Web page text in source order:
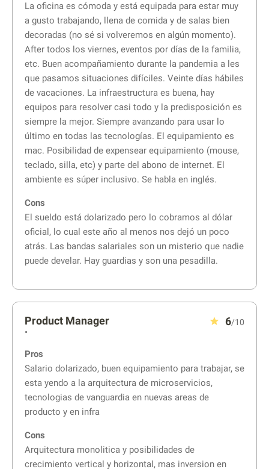
La oficina es cómoda y está equipada para estar muy
a gusto trabajando, llena de comida y de salas bien
decoradas (no sé si volveremos en algún momento).
After todos los viernes, eventos por días de la familia,
etc. Buen acompañamiento durante la pandemia a les
que pasamos situaciones difíciles. Veinte días hábiles
de vacaciones. La infraestructura es buena, hay
equipos para resolver casi todo y la predisposición es
siempre la mejor. Siempre avanzando para usar lo
último en todas las tecnologías. El equipamiento es
mac. Posibilidad de expensear equipamiento (mouse,
teclado, silla, etc) y parte del abono de internet. El
ambiente es súper inclusivo. Se habla en inglés.
Cons
El sueldo está dolarizado pero lo cobramos al dólar
oficial, lo cual este año al menos nos dejó un poco
atrás. Las bandas salariales son un misterio que nadie
puede develar. Hay guardias y son una pesadilla.
Product Manager
•
6/10
Pros
Salario dolarizado, buen equipamiento para trabajar, se
esta yendo a la arquitectura de microservicios,
tecnologias de vanguardia en nuevas areas de
producto y en infra
Cons
Arquitectura monolitica y posibilidades de
crecimiento vertical y horizontal, mas inversion en